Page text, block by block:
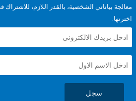
الشخصية، بالقدر اللازم، للاشتراك في